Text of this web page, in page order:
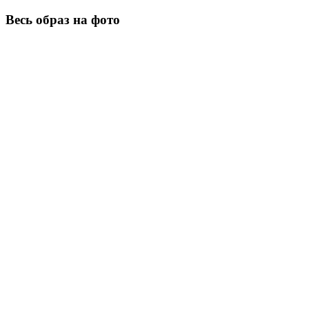
Весь образ на фото